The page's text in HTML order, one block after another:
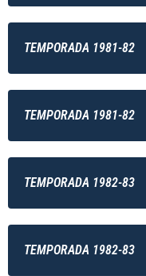
TEMPORADA 1981-82
TEMPORADA 1981-82
TEMPORADA 1982-83
TEMPORADA 1982-83